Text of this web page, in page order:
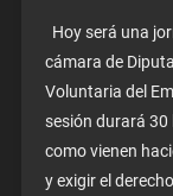
Hoy será una
cámara de
Voluntaria del
sesión durará 30
como vienen
y exigir el